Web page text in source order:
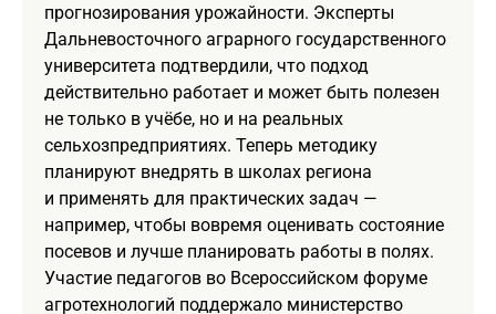
прогнозирования урожайности. Эксперты
Дальневосточного аграрного государственного
университета подтвердили, что подход
действительно работает и может быть полезен
не только в учёбе, но и на реальных
сельхозпредприятиях. Теперь методику
планируют внедрять в школах региона
и применять для практических задач —
например, чтобы вовремя оценивать состояние
посевов и лучше планировать работы в полях.
Участие педагогов во Всероссийском форуме
агротехнологий поддержало министерство